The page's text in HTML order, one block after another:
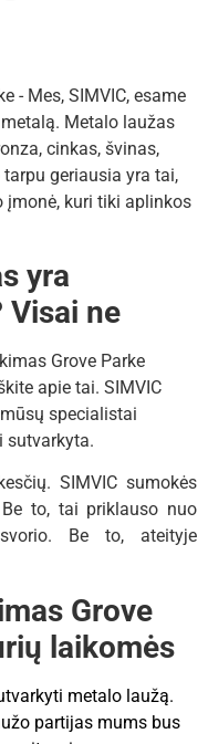
- Mes, SIMVIC, esame
Metalo laužas
cinkas, švinas,
geriausia yra tai,
įmonė, kuri tiki aplinkos
yra
Visai ne
Grove Parke
apie tai. SIMVIC
specialistai
sutvarkyta.
SIMVIC sumokės
to, tai priklauso nuo
Be to, ateityje
Grove
laikomės
metalo laužą.
partijas mums bus